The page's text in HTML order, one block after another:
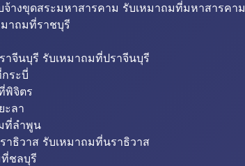
างขุดสระมหาสารคาม รับเหมาถมที่มหาสารคาม
าถมที่ราชบุรี
าจีนบุรี รับเหมาถมที่ปราจีนบุรี
ระบี่
พิจิตร
ะลา
ที่ลำพูน
าธิวาส รับเหมาถมที่นราธิวาส
ชลบุรี